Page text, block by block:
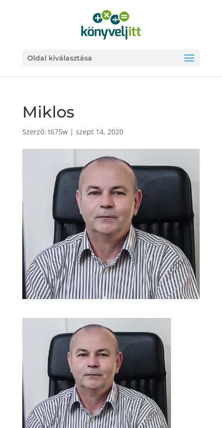
Oldal kiválasztása
Miklos
Szerző: t675w| szept 14, 2020